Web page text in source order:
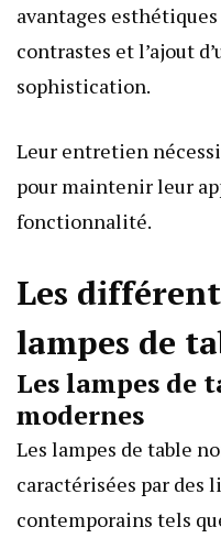
avantages
contrastes et l’ajout
sophistication.
Leur entretien
pour maintenir leur
fonctionnalité.
Les
lampes de
Les lampes de
modernes
Les lampes de table
caractérisées par des
contemporains tels